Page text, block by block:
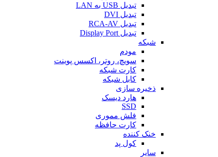
تبدیل USB به LAN
تبدیل DVI
تبدیل RCA-AV
تبدیل Display Port
شبکه
مودم
سویچ، روتر، اکسس پوینت
کارت شبکه
کابل شبکه
ذخیره سازی
هارد دیسک
SSD
فلش مموری
کارت حافظه
خنک کننده
کول پد
سایر